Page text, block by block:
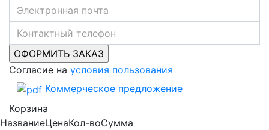
Согласие на условия пользования
Коммерческое предложение
Корзина
НазваниеЦенаКол-воСумма